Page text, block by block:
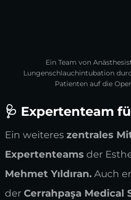
Ein Team von
Lungenschlauchintubation
Patienten auf die
🩺 Expertenteam
Ein weiteres zentrales
Expertenteams der
Mehmet Yıldıran. Auch
der Cerrahpaşa Medical